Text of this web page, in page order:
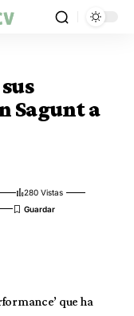
Sagunt a
280 Vistas
que ha